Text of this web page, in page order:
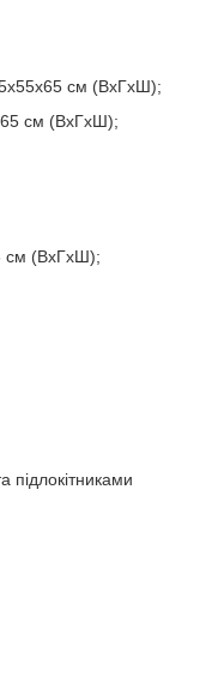
см (ВхГхШ);
см (ВхГхШ);
см (ВхГхШ);
підлокітниками